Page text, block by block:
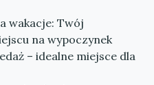
wakacje: Twój
na wypoczynek
– idealne miejsce dla